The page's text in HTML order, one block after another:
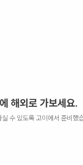
해외로 가보세요.
수 있도록 고이에서 준비